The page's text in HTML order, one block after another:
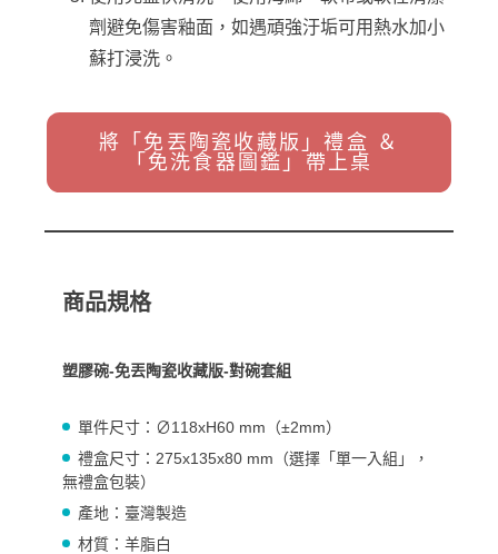
劑避免傷害釉面，如遇頑強汙垢可用熱水加小
蘇打浸洗。
將「免丟陶瓷收藏版」禮盒 ＆
「免洗食器圖鑑」帶上桌
商品規格
塑膠碗-免丟陶瓷收藏版-對碗套組
單件尺寸：∅118xH60 mm（±2mm）
禮盒尺寸：275x135x80 mm（選擇「單一入組」，
無禮盒包裝）
產地：臺灣製造
材質：羊脂白